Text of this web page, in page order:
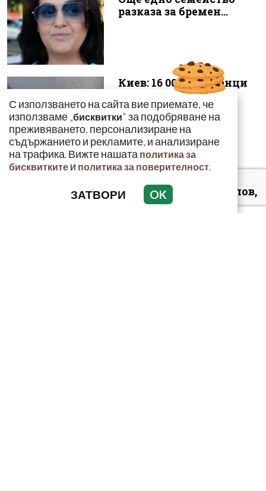
разказа за бремен...
Киев: 16 000 чужденци
се сражават в
украинските
въоръжени сили
Д-р Християн Даскалов,
експерт по
С използването на сайта вие приемате, че
използваме „бисквитки" за подобряване на
преживяването, персонализиране на
съдържанието и рекламите, и анализиране
на трафика. Вижте нашата политика за
бисквитките и политика за поверителност.
ЗАТВОРИ OK